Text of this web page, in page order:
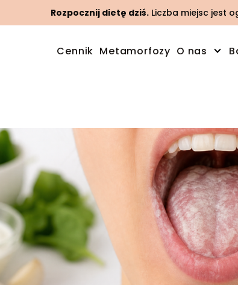
Rozpocznij dietę dziś. Liczba miejsc jest
Cennik Metamorfozy O nas